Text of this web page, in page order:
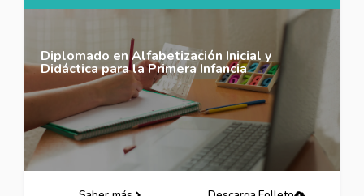
Diplomado en Alfabetización Inicial y
Didáctica para la Primera Infancia